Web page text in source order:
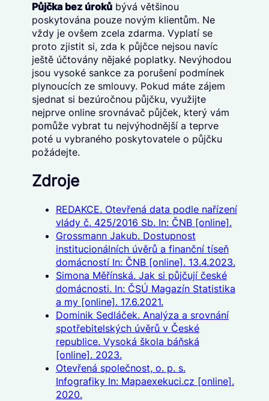
Půjčka bez úrokůbývá většinou
poskytována pouze novým klientům. Ne
vždy je ovšem zcela zdarma. Vyplatí se
proto zjistit si, zda k půjčce nejsou navíc
ještě účtovány nějaké poplatky. Nevýhodou
jsou vysoké sankce za porušení podmínek
plynoucích ze smlouvy. Pokud máte zájem
sjednat si bezúročnou půjčku, využijte
nejprve online srovnávač půjček, který vám
pomůže vybrat tu nejvýhodnější a teprve
poté u vybraného poskytovatele o půjčku
požádejte.
Zdroje
REDAKCE. Otevřená data podle nařízení
vlády č. 425/2016 Sb. In: ČNB [online].
Grossmann Jakub. Dostupnost
institucionálních úvěrů a finanční tíseň
domácností In: ČNB [online]. 13.4.2023.
Simona Měřínská. Jak si půjčují české
domácnosti. In: ČSÚ Magazín Statistika
a my [online]. 17.6.2021.
Dominik Sedláček. Analýza a srovnání
spotřebitelských úvěrů v České
republice. Vysoká škola báňská
[online]. 2023.
Otevřená společnost, o. p. s.
Infografiky In: Mapaexekuci.cz [online].
2020.